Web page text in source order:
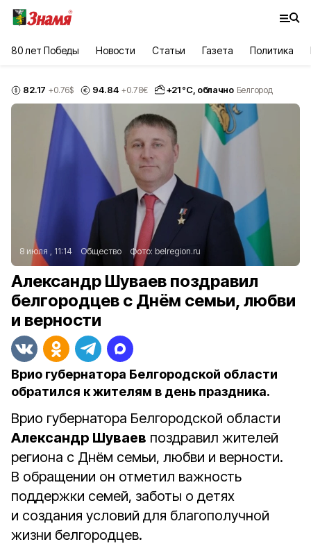
80 лет Победы Новости Статьи Газета Политика
82.17 +0.76$ 94.84 +0.78€ +21°С, облачно Белгород
8 июля , 11:14 Общество Фото: belregion.ru
Александр Шуваев поздравил
белгородцев с Днём семьи, любви
и верности
Врио губернатора Белгородской области
обратился к жителям в день праздника.
Врио губернатора Белгородской области
Александр Шуваев поздравил жителей
региона с Днём семьи, любви и верности.
В обращении он отметил важность
поддержки семей, заботы о детях
и создания условий для благополучной
жизни белгородцев.